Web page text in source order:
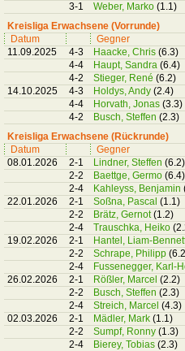
3-1
Weber, Marko (1.1)
Kreisliga Erwachsene (Vorrunde)
Datum
Gegner
11.09.2025
4-3 Haacke, Chris (6.3)
4-4
Haupt, Sandra (6.4)
4-2
Stieger, René (6.2)
14.10.2025
4-3 Holdys, Andy (2.4)
4-4
Horvath, Jonas (3.3)
4-2
Busch, Steffen (2.3)
Kreisliga Erwachsene (Rückrunde)
Datum
Gegner
08.01.2026
2-1 Lindner, Steffen (6.2)
2-2
Baettge, Germo (6.4)
2-4
Kahleyss, Benjamin
22.01.2026
2-1 Soßna, Pascal (1.1)
2-2
Brätz, Gernot(1.2)
2-4
Trauschka, Heiko
19.02.2026
2-1 Hantel, Liam-
2-2
Schrape, Philipp
2-4
Fussenegger, Karl-
26.02.2026
2-1 Rößler, Marcel (2.2)
2-2
Busch, Steffen (2.3)
2-4
Streich, Marcel (4.3)
02.03.2026
2-1 Mädler, Mark (1.1)
2-2
Sumpf, Ronny (1.3)
2-4
Bierey, Tobias (2.3)